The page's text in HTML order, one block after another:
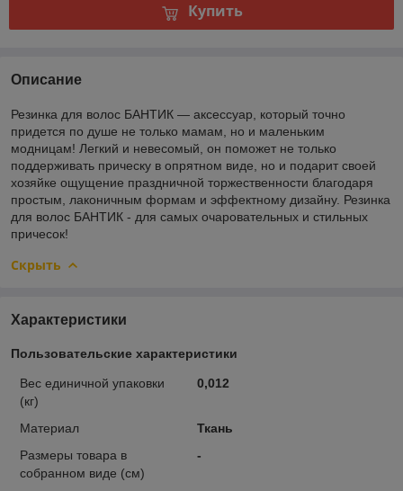
Купить
Описание
Резинка для волос БАНТИК — аксессуар, который точно
придется по душе не только мамам, но и маленьким
модницам! Легкий и невесомый, он поможет не только
поддерживать прическу в опрятном виде, но и подарит своей
хозяйке ощущение праздничной торжественности благодаря
простым, лаконичным формам и эффектному дизайну. Резинка
для волос БАНТИК - для самых очаровательных и стильных
причесок!
Скрыть
Характеристики
Пользовательские характеристики
Вес единичной упаковки
(кг)
0,012
Материал
Ткань
Размеры товара в
собранном виде (см)
-